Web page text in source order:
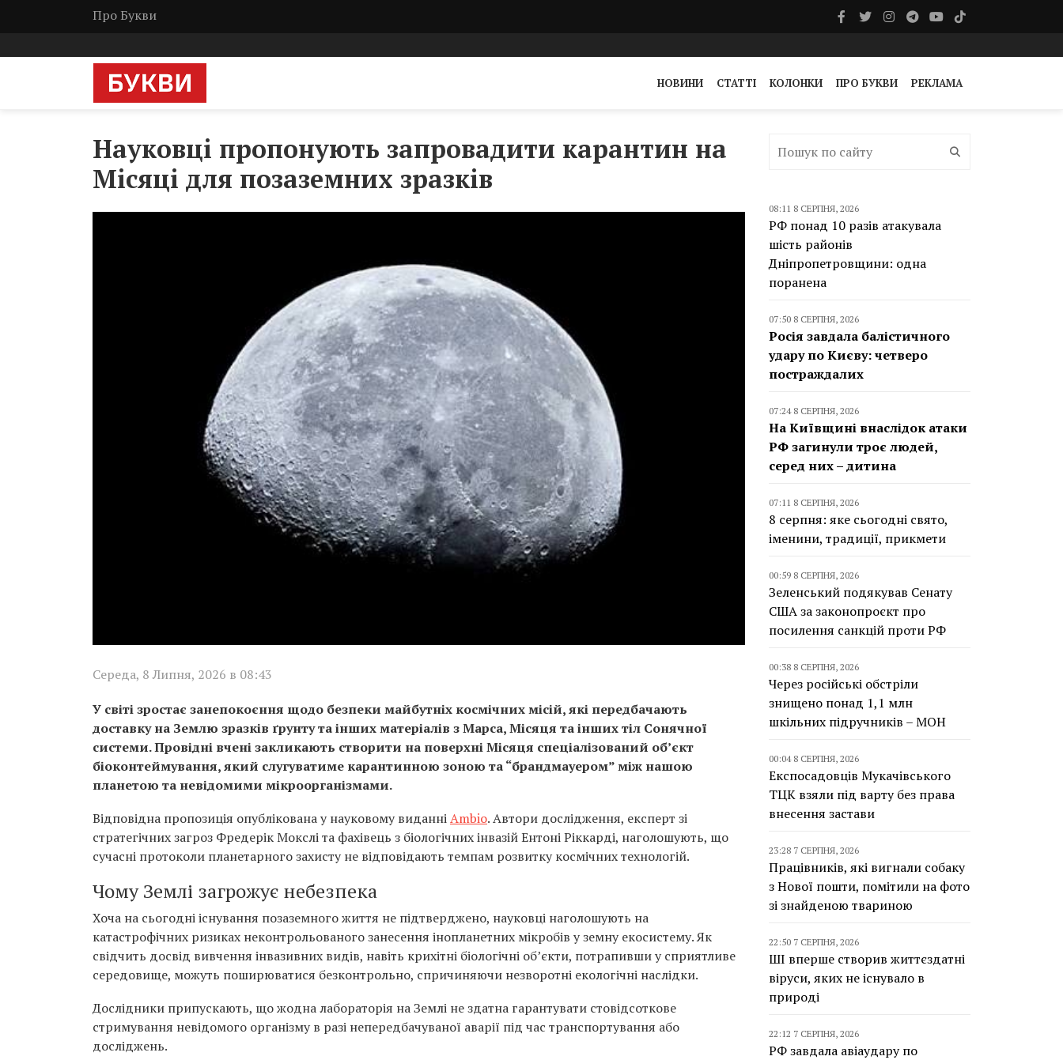
Про Букви
НОВИНИ СТАТТІ КОЛОНКИ ПРО БУКВИ РЕКЛАМА
Науковці пропонують запровадити карантин на
Місяці для позаземних зразків
Середа, 8 Липня, 2026 в 08:43
У світі зростає занепокоєння щодо безпеки майбутніх космічних місій, які передбачають
доставку на Землю зразків ґрунту та інших матеріалів з Марса, Місяця та інших тіл Сонячної
системи. Провідні вчені закликають створити на поверхні Місяця спеціалізований об’єкт
біоконтеймування, який слугуватиме карантинною зоною та “брандмауером” між нашою
планетою та невідомими мікроорганізмами.
Відповідна пропозиція опублікована у науковому виданніAmbio. Автори дослідження, експерт зі
стратегічних загроз Фредерік Мокслі та фахівець з біологічних інвазій Ентоні Ріккарді, наголошують, що
сучасні протоколи планетарного захисту не відповідають темпам розвитку космічних технологій.
Чому Землі загрожує небезпека
Хоча на сьогодні існування позаземного життя не підтверджено, науковці наголошують на
катастрофічних ризиках неконтрольованого занесення інопланетних мікробів у земну екосистему. Як
свідчить досвід вивчення інвазивних видів, навіть крихітні біологічні об’єкти, потрапивши у сприятливе
середовище, можуть поширюватися безконтрольно, спричиняючи незворотні екологічні наслідки.
Дослідники припускають, що жодна лабораторія на Землі не здатна гарантувати стовідсоткове
стримування невідомого організму в разі непередбачуваної аварії під час транспортування або
досліджень.
08:11 8 СЕРПНЯ, 2026
РФ понад 10 разів атакувала
шість районів
Дніпропетровщини: одна
поранена
07:50 8 СЕРПНЯ, 2026
Росія завдала балістичного
удару по Києву: четверо
постраждалих
07:24 8 СЕРПНЯ, 2026
На Київщині внаслідок атаки
РФ загинули троє людей,
серед них – дитина
07:11 8 СЕРПНЯ, 2026
8 серпня: яке сьогодні свято,
іменини, традиції, прикмети
00:59 8 СЕРПНЯ, 2026
Зеленський подякував Сенату
США за законопроєкт про
посилення санкцій проти РФ
00:38 8 СЕРПНЯ, 2026
Через російські обстріли
знищено понад 1,1 млн
шкільних підручників – МОН
00:04 8 СЕРПНЯ, 2026
Експосадовців Мукачівського
ТЦК взяли під варту без права
внесення застави
23:28 7 СЕРПНЯ, 2026
Працівників, які вигнали собаку
з Нової пошти, помітили на фото
зі знайденою твариною
22:50 7 СЕРПНЯ, 2026
ШІ вперше створив життєздатні
віруси, яких не існувало в
природі
22:12 7 СЕРПНЯ, 2026
РФ завдала авіаудару по